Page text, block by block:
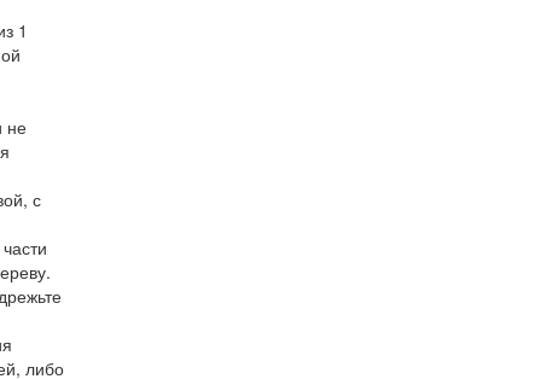
1
не
с
либо